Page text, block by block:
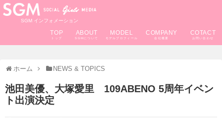
SGM インフォメーション
COTACT
COMPANY
MODEL
ABOUT
TOP
ホーム NEWS & TOPICS
池田美優、大塚愛里 109ABENO 5周年イベン
ト出演決定